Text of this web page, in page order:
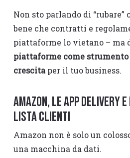
Non sto parlando di
bene che contratti e
piattaforme lo vietano – ma
piattaforme come
crescitaper il tuo business.
Amazon, le app delivery
lista clienti
Amazon non è solo un
una macchina da dati.